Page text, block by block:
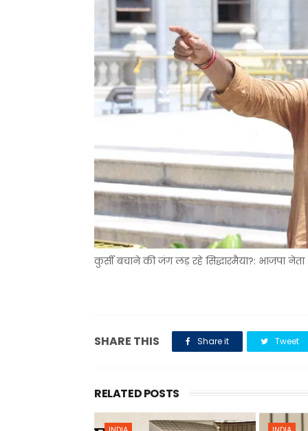
कुर्सी बचाने की जंग लड़ रहे सिद्धारमैया?: भाजपा
SHARE THIS Share it Tweet
RELATED POSTS